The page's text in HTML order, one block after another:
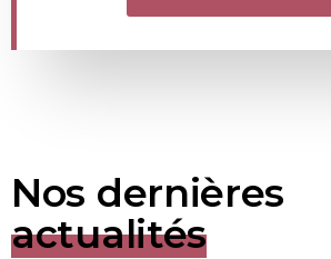
Nos dernières
actualités